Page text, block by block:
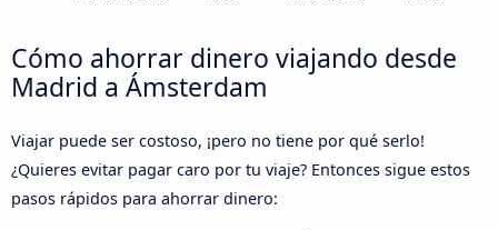
Cómo ahorrar dinero viajando desde
Madrid a Ámsterdam
Viajar puede ser costoso, ¡pero no tiene por qué serlo!
¿Quieres evitar pagar caro por tu viaje? Entonces sigue estos
pasos rápidos para ahorrar dinero: